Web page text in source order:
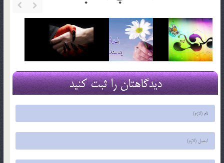
دیدگاهتان را ثبت کنید